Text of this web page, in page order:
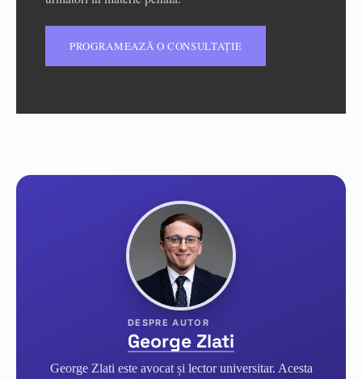
PROGRAMEAZĂ O CONSULTAȚIE
George Zlati
George Zlati este avocat și lector universitar. Acesta